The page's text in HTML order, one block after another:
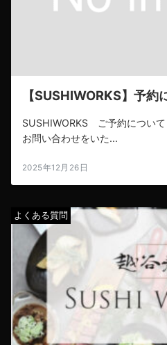
【SUSHIWORKS】予約
SUSHIWORKS ご予約につい
お問い合わせをいた...
2025年12月26日
よくある質問